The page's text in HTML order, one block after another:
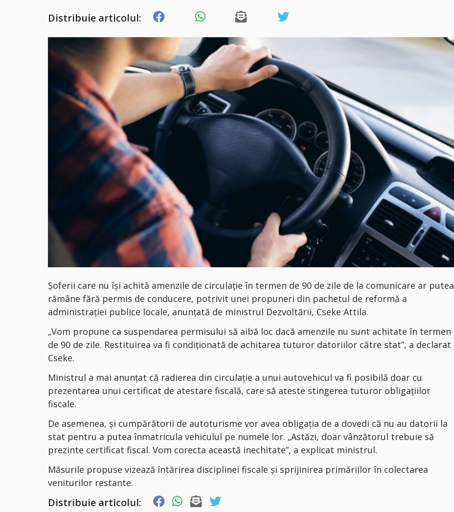
Distribuie articolul:
Șoferii care nu își achită amenzile de circulație în termen de 90 de zile de la comunicare ar putea
rămâne fără permis de conducere, potrivit unei propuneri din pachetul de reformă a
administrației publice locale, anunțată de ministrul Dezvoltării, Cseke Attila.
„Vom propune ca suspendarea permisului să aibă loc dacă amenzile nu sunt achitate în termen
de 90 de zile. Restituirea va fi condiționată de achitarea tuturor datoriilor către stat”, a declarat
Cseke.
Ministrul a mai anunțat că radierea din circulație a unui autovehicul va fi posibilă doar cu
prezentarea unui certificat de atestare fiscală, care să ateste stingerea tuturor obligațiilor
fiscale.
De asemenea, și cumpărătorii de autoturisme vor avea obligația de a dovedi că nu au datorii la
stat pentru a putea înmatricula vehiculul pe numele lor. „Astăzi, doar vânzătorul trebuie să
prezinte certificat fiscal. Vom corecta această inechitate”, a explicat ministrul.
Măsurile propuse vizează întărirea disciplinei fiscale și sprijinirea primăriilor în colectarea
veniturilor restante.
Distribuie articolul: